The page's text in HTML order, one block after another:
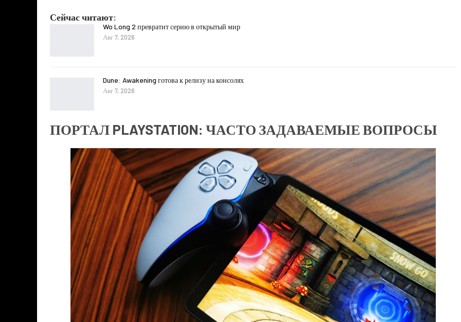
Сейчас читают:
Wo Long 2 превратит серию в открытый мир
Авг 7, 2026
Dune: Awakening готова к релизу на консолях
Авг 7, 2026
ПОРТАЛ PLAYSTATION: ЧАСТО ЗАДАВАЕМЫЕ ВОПРОСЫ